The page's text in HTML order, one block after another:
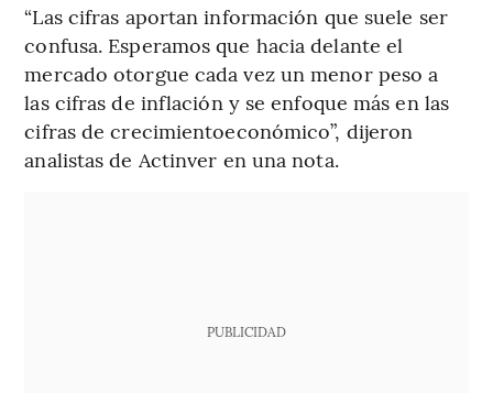
“Las cifras aportan información que suele ser
confusa. Esperamos que hacia delante el
mercado otorgue cada vez un menor peso a
las cifras de inflación y se enfoque más en las
cifras de crecimientoeconómico”, dijeron
analistas de Actinver en una nota.
PUBLICIDAD